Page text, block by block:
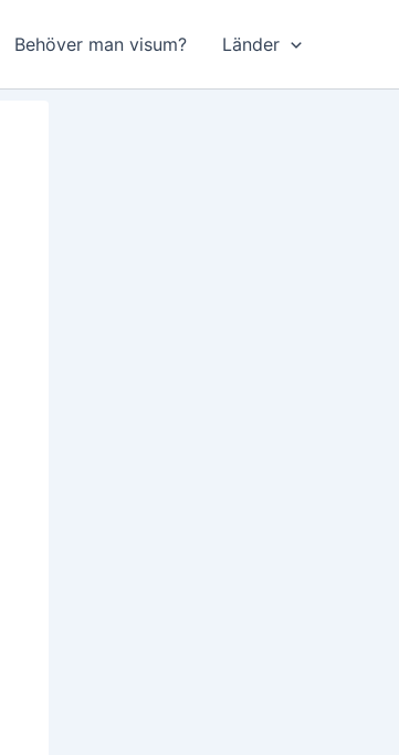
Behöver man visum? Länder